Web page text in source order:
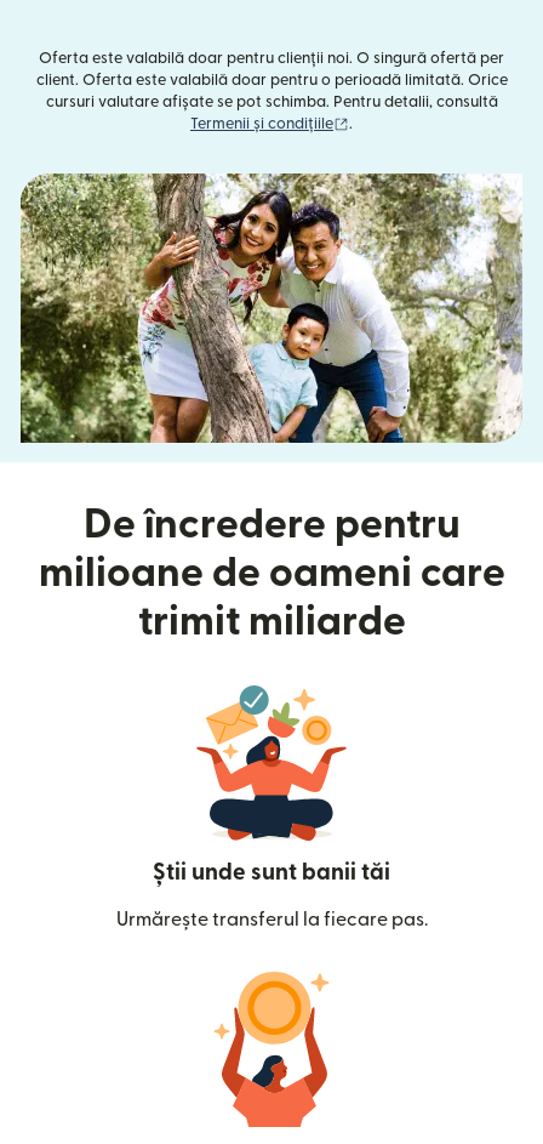
Oferta este valabilă doar pentru clienții noi. O singură ofertă per
client. Oferta este valabilă doar pentru o perioadă limitată. Orice
cursuri valutare afișate se pot schimba. Pentru detalii, consultă
Termenii și condițiile
.
De încredere pentru
milioane de oameni care
trimit miliarde
Știi unde sunt banii tăi
Urmărește transferul la fiecare pas.